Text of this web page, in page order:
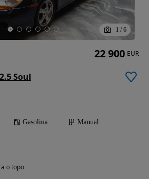
1 / 6
Soul
Gasolina
Manual
o topo
22 900 EUR